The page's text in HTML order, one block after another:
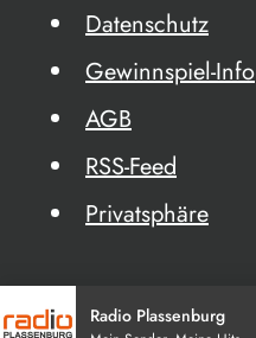
Datenschutz
Gewinnspiel-Info
AGB
RSS-Feed
Privatsphäre
Radio Plassenburg